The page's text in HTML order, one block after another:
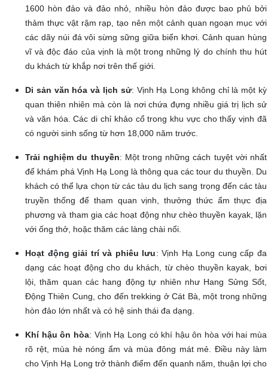
1600 hòn đảo và đảo nhỏ, nhiều hòn đảo được bao phủ bởi
thảm thực vật rậm rạp, tạo nên một cảnh quan ngoạn mục với
các dãy núi đá vôi sừng sững giữa biển khơi. Cảnh quan hùng
vĩ và độc đáo của vịnh là một trong những lý do chính thu hút
du khách từ khắp nơi trên thế giới.
Di sản văn hóa và lịch sử: Vịnh Hạ Long không chỉ là một kỳ
quan thiên nhiên mà còn là nơi chứa đựng nhiều giá trị lịch sử
và văn hóa. Các di chỉ khảo cổ trong khu vực cho thấy vịnh đã
có người sinh sống từ hơn 18,000 năm trước.
Trải nghiệm du thuyền: Một trong những cách tuyệt vời nhất
để khám phá Vịnh Hạ Long là thông qua các tour du thuyền. Du
khách có thể lựa chọn từ các tàu du lịch sang trọng đến các tàu
truyền thống để tham quan vịnh, thưởng thức ẩm thực địa
phương và tham gia các hoạt động như chèo thuyền kayak, lặn
với ống thở, hoặc thăm các làng chài nổi.
Hoạt động giải trí và phiêu lưu: Vịnh Hạ Long cung cấp đa
dạng các hoạt động cho du khách, từ chèo thuyền kayak, bơi
lội, thăm quan các hang động tự nhiên như Hang Sửng Sốt,
Động Thiên Cung, cho đến trekking ở Cát Bà, một trong những
hòn đảo lớn nhất và có hệ sinh thái đa dạng.
Khí hậu ôn hòa: Vịnh Hạ Long có khí hậu ôn hòa với hai mùa
rõ rệt, mùa hè nóng ẩm và mùa đông mát mẻ. Điều này làm
cho Vịnh Hạ Long trở thành điểm đến quanh năm, thuận lợi cho